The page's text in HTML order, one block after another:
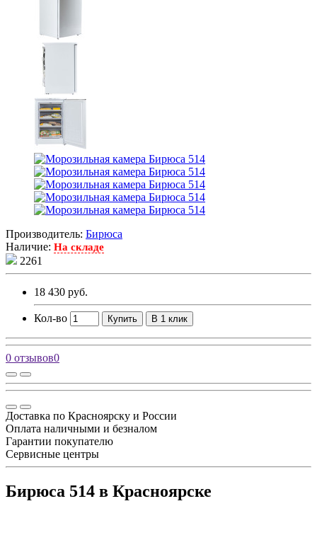
Производитель: Бирюса
Наличие: На складе
2261
18 430 руб.
Кол-во Купить В 1 клик
0 отзывов0
Доставка по Красноярску и России
Оплата наличными и безналом
Гарантии покупателю
Сервисные центры
Бирюса 514 в Красноярске